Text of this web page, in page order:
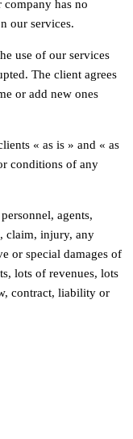
has no
our services.
use of our services
The client agrees
or add new ones
« as is » and « as
conditions of any
agents,
claim, injury, any
or special damages of
lots of revenues, lots
contract, liability or